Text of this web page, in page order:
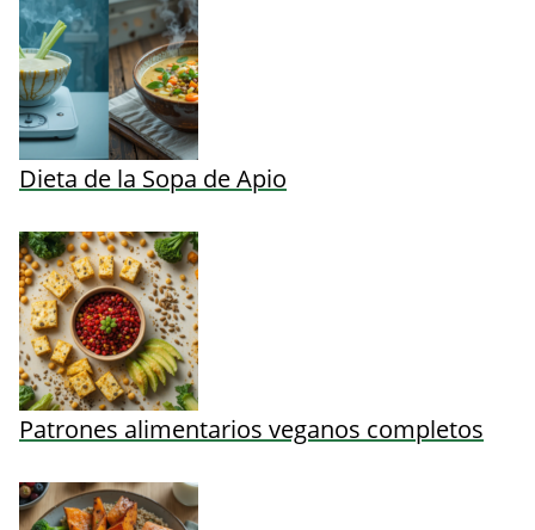
Dieta de la Sopa de Apio
Patrones alimentarios veganos completos